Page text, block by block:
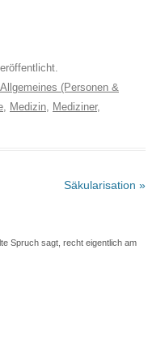
Allgemeines (Personen &
Medizin Mediziner,
Säkularisation »
Spruch sagt, recht eigentlich am